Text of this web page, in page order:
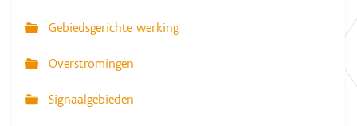
i
g
t
Gebiedsgerichte werking
Overstromingen
Signaalgebieden